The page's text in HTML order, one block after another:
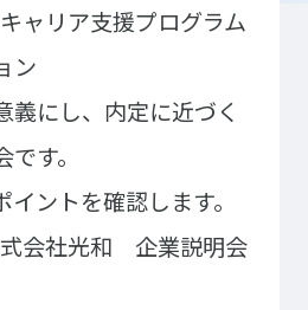
ジの学びの特長
TECHNOSゼミ
グローバルラーニング
ビジネスパーク
リア支援プログラム
ン
義にし、内定に近づく
す。
ントを確認します。
会社光和 企業説明会